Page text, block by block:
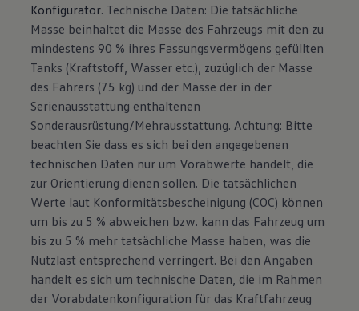
Konfigurator. Technische Daten: Die tatsächliche
Masse beinhaltet die Masse des Fahrzeugs mit den zu
mindestens 90 % ihres Fassungsvermögens gefüllten
Tanks (Kraftstoff, Wasser etc.), zuzüglich der Masse
des Fahrers (75 kg) und der Masse der in der
Serienausstattung enthaltenen
Sonderausrüstung/Mehrausstattung. Achtung: Bitte
beachten Sie dass es sich bei den angegebenen
technischen Daten nur um Vorabwerte handelt, die
zur Orientierung dienen sollen. Die tatsächlichen
Werte laut Konformitätsbescheinigung (COC) können
um bis zu 5 % abweichen bzw. kann das Fahrzeug um
bis zu 5 % mehr tatsächliche Masse haben, was die
Nutzlast entsprechend verringert. Bei den Angaben
handelt es sich um technische Daten, die im Rahmen
der Vorabdatenkonfiguration für das Kraftfahrzeug